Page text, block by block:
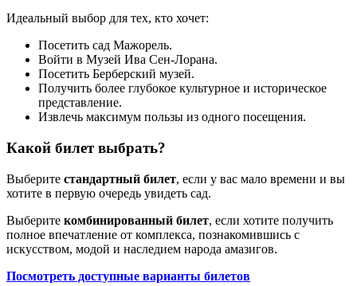
Идеальный выбор для тех, кто хочет:
Посетить сад Мажорель.
Войти в Музей Ива Сен-Лорана.
Посетить Берберский музей.
Получить более глубокое культурное и историческое
представление.
Извлечь максимум пользы из одного посещения.
Какой билет выбрать?
Выберите стандартный билет, если у вас мало времени и вы
хотите в первую очередь увидеть сад.
Выберите комбинированный билет, если хотите получить
полное впечатление от комплекса, познакомившись с
искусством, модой и наследием народа амазигов.
Посмотреть доступные варианты билетов